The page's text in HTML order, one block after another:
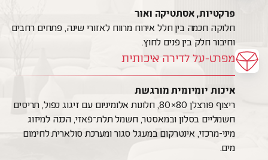
פרקטיות, אסתטיקה ואור
חלוקה חכמה בין חלל אירוח מרווח לאזורי שינה, פתחים רחבים
וחיבור חלק בין פנים לחוץ.
מפרט-על לדירה איכותית
איכות יומיומית מורגשת
ריצוף פורצלן 80×80, חלונות אלומיניום עם זיגוג כפול, תריסים
חשמליים בסלון ובמאסטר, חשמל תלת־פאזי, הכנה למיזוג
מיני-מרכזי, אינטרקום במעגל סגור ומערכת סולארית לחימום
מים.